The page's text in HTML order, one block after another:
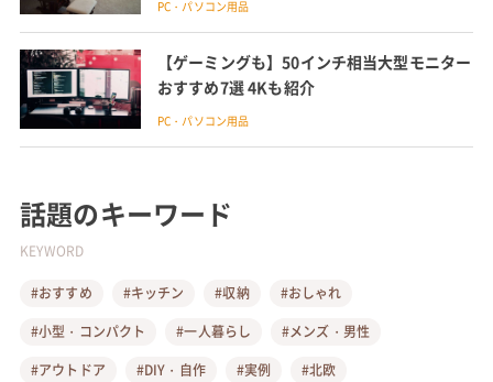
PC・パソコン用品
【ゲーミングも】50インチ相当大型モニター
おすすめ7選 4Kも紹介
PC・パソコン用品
話題のキーワード
KEYWORD
#おすすめ #キッチン #収納
#おしゃれ
#小型・コンパクト
#一人暮らし
#メンズ・男性
#アウトドア
#DIY・自作 #実例
#北欧